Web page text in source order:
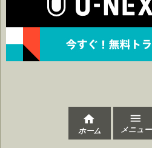

ホーム

メニュー